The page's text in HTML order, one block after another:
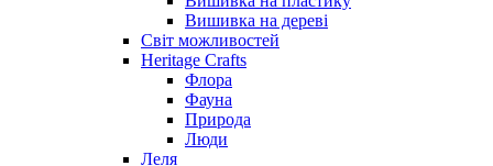
Вишивка на дереві
Світ можливостей
Heritage Crafts
Флора
Фауна
Природа
Люди
Леля